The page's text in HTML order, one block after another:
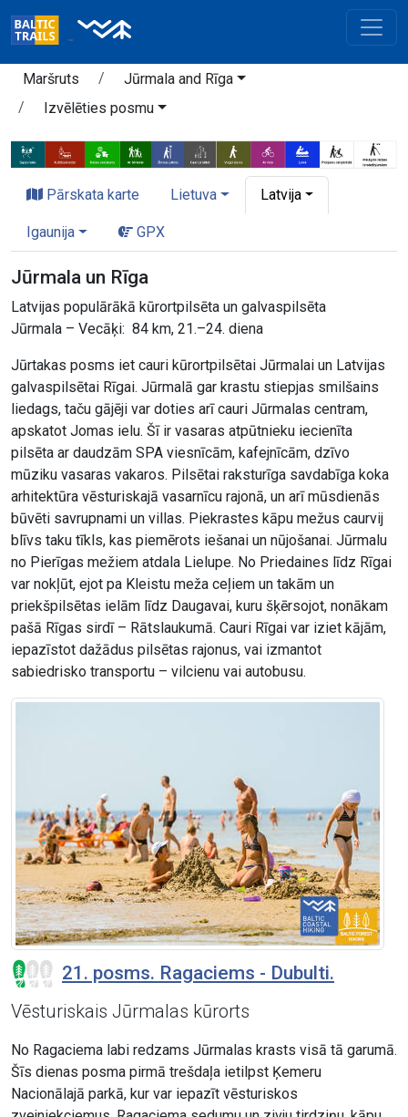
Maršruts
Jūrmala and Rīga
Izvēlēties posmu
Pārskata karte Lietuva Latvija
Igaunija GPX
Jūrmala un Rīga
Latvijas populārākā kūrortpilsēta un galvaspilsēta
Jūrmala – Vecāķi: 84 km, 21.–24. diena
Jūrtakas posms iet cauri kūrortpilsētai Jūrmalai un Latvijas
galvaspilsētai Rīgai. Jūrmalā gar krastu stiepjas smilšains
liedags, taču gājēji var doties arī cauri Jūrmalas centram,
apskatot Jomas ielu. Šī ir vasaras atpūtnieku iecienīta
pilsēta ar daudzām SPA viesnīcām, kafejnīcām, dzīvo
mūziku vasaras vakaros. Pilsētai raksturīga savdabīga koka
arhitektūra vēsturiskajā vasarnīcu rajonā, un arī mūsdienās
būvēti savrupnami un villas. Piekrastes kāpu mežus caurvij
blīvs taku tīkls, kas piemērots iešanai un nūjošanai. Jūrmalu
no Pierīgas mežiem atdala Lielupe. No Priedaines līdz Rīgai
var nokļūt, ejot pa Kleistu meža ceļiem un takām un
priekšpilsētas ielām līdz Daugavai, kuru šķērsojot, nonākam
pašā Rīgas sirdī – Rātslaukumā. Cauri Rīgai var iziet kājām,
iepazīstot dažādus pilsētas rajonus, vai izmantot
sabiedrisko transportu – vilcienu vai autobusu.
21. posms. Ragaciems - Dubulti.
Vēsturiskais Jūrmalas kūrorts
No Ragaciema labi redzams Jūrmalas krasts visā tā garumā.
Šīs dienas posma pirmā trešdaļa ietilpst Ķemeru
Nacionālajā parkā, kur var iepazīt vēsturiskos